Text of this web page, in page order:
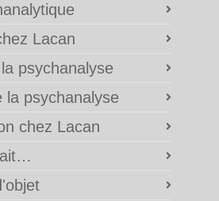
Lacan
psychanalyse
la psychanalyse
chez Lacan